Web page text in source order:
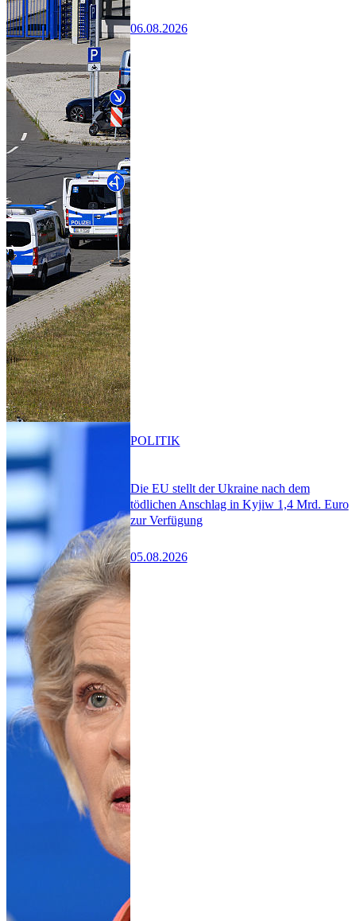
06.08.2026
Die EU stellt der Ukraine nach dem
tödlichen Anschlag in Kyjiw 1,4 Mrd. Euro
zur Verfügung
05.08.2026
POLITIK